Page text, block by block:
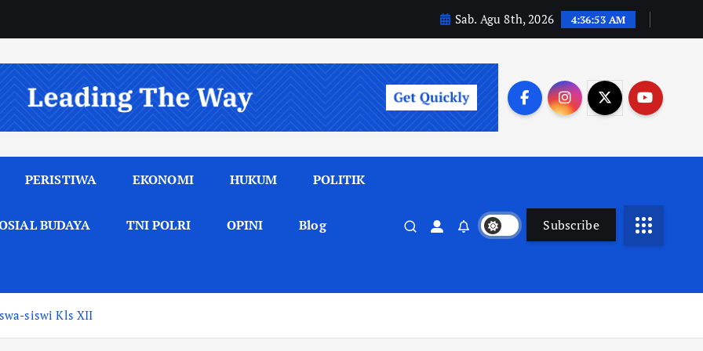
Sab. Agu 8th, 2026 4:36:55 AM
PERISTIWA EKONOMI HUKUM POLITIK
BUDAYA TNI POLRI OPINI Blog Subscribe
siswi Kls XII